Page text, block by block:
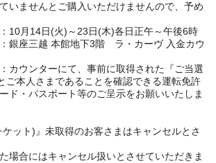
いませんとご購入いただけませんので、予め
10月14日(火)～23日(木)各日正午～午後6時
銀座三越 本館地下3階 ラ・カーヴ 入金カウ
カウンターにて、事前に取得された『ご当選
ご本人さまであることを確認できる運転免許
ド・パスポート等のご呈示をお願いいたしま
ット) 』未取得のお客さまはキャンセルとさ
場合にはキャンセル扱いとさせていただきま